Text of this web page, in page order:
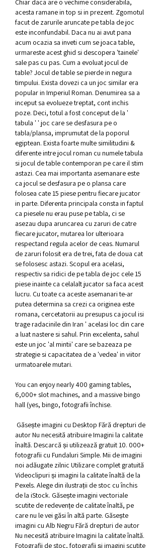
acesta ramane in top si in prezent. Zgomotul
facut de zarurile aruncate pe tabla de joc
este inconfundabil. Daca nu ai avut pana
acum ocazia sa inveti cum se joaca table,
urmareste acest ghid si descopera 'tainele'
sale pas cu pas. Cum a evoluat jocul de
table? Jocul de table se pierde in negura
timpului. Exista dovezi ca un joc similar era
popular in Imperiul Roman. Denumirea sa a
inceput sa evolueze treptat, cont inchis
poze. Deci, totul a fost conceput de la '
tabula ' ' joc care se desfasura pe o
tabla/plansa, imprumutat de la poporul
egiptean. Exista foarte multe similitudini &
diferente intre jocul roman cu numele tabula
si jocul de table contemporan pe care il stim
astazi. Cea mai importanta asemanare este
ca jocul se desfasura pe o plansa care
folosea cate 15 piese pentru fiecare jucator
in parte. Diferenta principala consta in faptul
ca piesele nu erau puse pe tabla, ci se
asezau dupa aruncarea cu zaruri de catre
fiecare jucator, mutarea lor ulterioara
respectand regula acelor de ceas. Numarul
de zaruri folosit era de trei, fata de doua cat
se folosesc astazi. Scopul era acelasi,
respectiv sa ridici de pe tabla de joc cele 15
piese inainte ca celalalt jucator sa faca acest
lucru. Cu toate ca aceste asemanari te-ar
putea determina sa crezi ca originea este
romana, cercetatorii au presupus ca jocul isi
trage radacinile din Iran ' acelasi loc din care
a luat nastere si sahul. Prin excelenta, sahul
este un joc 'al mintii' care se bazeaza pe
strategie si capacitatea de a 'vedea' in viitor
urmatoarele mutari.
You can enjoy nearly 400 gaming tables,
6,000+ slot machines, and a massive bingo
hall (yes, bingo, fotografii închise.
autor Nu necesită atribuire Imagini la calitate
înaltă. Descarcă și utilizează gratuit 10. 000+
fotografii cu Fundaluri Simple. Mii de imagini
noi adăugate zilnic Utilizare complet gratuită
Videoclipuri și imagini la calitate înaltă de la
Pexels. Alege din ilustrații de stoc cu închis
de la iStock. Găsește imagini vectoriale
scutite de redevențe de calitate înaltă, pe
care nu le vei găsi în altă parte. Găsește
imagini cu Alb Negru Fără drepturi de autor
Nu necesită atribuire Imagini la calitate înaltă.
Fotografii de stoc, fotografii și imagini scutite